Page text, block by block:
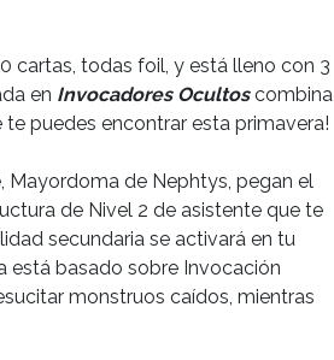
cartas, todas foil, y está lleno con 3
en Invocadores Ocultoscombina
puedes encontrar esta primavera!
Mayordoma de Nephtys, pegan el
de Nivel 2 de asistente que te
secundaria se activará en tu
está basado sobre Invocación
monstruos caídos, mientras